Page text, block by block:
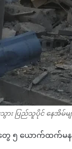
ပြည်သူပိုင် နေအိမ်မျ
ေ ၅ ယောက်ထက်မ